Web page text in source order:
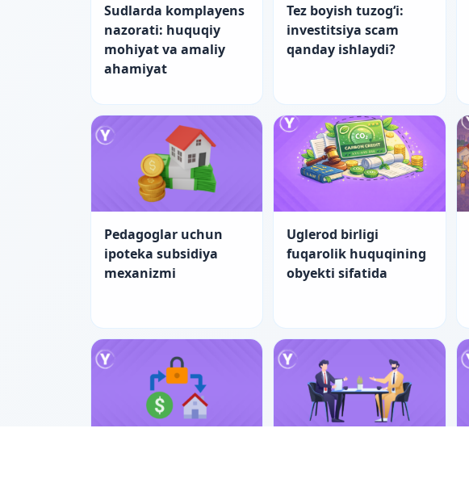
Sudlarda komplayens
nazorati: huquqiy
mohiyat va amaliy
ahamiyat
Tez boyish tuzog‘i:
investitsiya scam
qanday ishlaydi?
Pedagoglar uchun
ipoteka subsidiya
mexanizmi
Uglerod birligi
fuqarolik huquqining
obyekti sifatida